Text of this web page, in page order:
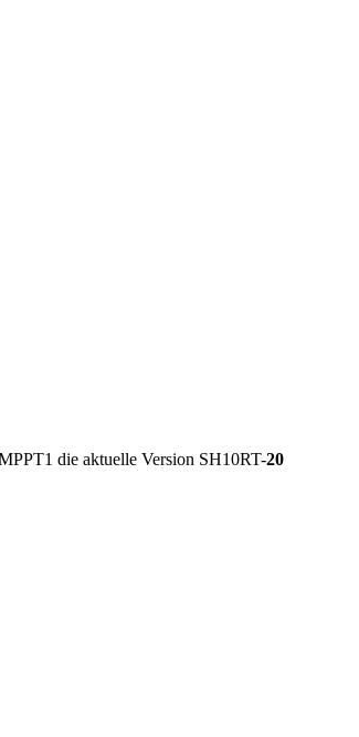
die aktuelle Version SH10RT-20